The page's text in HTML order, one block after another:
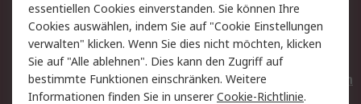
AGB
Datenschutz
Cookie-Richtlinie
Zahlungsbedingungen
Copyright/Impressum
Entsorgung
Elektrogeräte/Batterien
essentiellen Cookies einverstanden. Sie können Ihre
Cookies auswählen, indem Sie auf "Cookie Einstellungen
verwalten" klicken. Wenn Sie dies nicht möchten, klicken
Sie auf "Alle ablehnen". Dies kann den Zugriff auf
bestimmte Funktionen einschränken. Weitere
Informationen finden Sie in unsererCookie-Richtlinie.